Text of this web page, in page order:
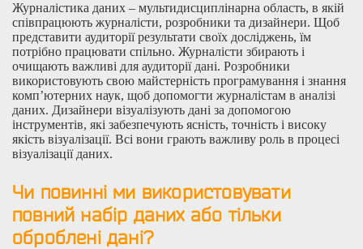
Журналістика даних – мультидисциплінарна область, в якій
співпрацюють журналісти, розробники та дизайнери. Щоб
представити аудиторії результати своїх досліджень, їм
потрібно працювати спільно. Журналісти збирають і
очищають важливі для аудиторії дані. Розробники
використовують свою майстерність програмування і знання
комп’ютерних наук, щоб допомогти журналістам в аналізі
даних. Дизайнери візуалізують дані за допомогою
інструментів, які забезпечують ясність, точність і високу
якість візуалізації. Всі вони грають важливу роль в процесі
візуалізації даних.
Чи повинні ми використовувати
повний набір даних або тільки
оброблені дані?